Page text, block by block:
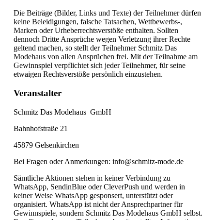
Die Beiträge (Bilder, Links und Texte) der Teilnehmer dürfen
keine Beleidigungen, falsche Tatsachen, Wettbewerbs-,
Marken oder Urheberrechtsverstöße enthalten. Sollten
dennoch Dritte Ansprüche wegen Verletzung ihrer Rechte
geltend machen, so stellt der Teilnehmer Schmitz Das
Modehaus von allen Ansprüchen frei. Mit der Teilnahme am
Gewinnspiel verpflichtet sich jeder Teilnehmer, für seine
etwaigen Rechtsverstöße persönlich einzustehen.
Veranstalter
Schmitz Das Modehaus GmbH
Bahnhofstraße 21
45879 Gelsenkirchen
Bei Fragen oder Anmerkungen: info@schmitz-mode.de
Sämtliche Aktionen stehen in keiner Verbindung zu
WhatsApp, SendinBlue oder CleverPush und werden in
keiner Weise WhatsApp gesponsert, unterstützt oder
organisiert. WhatsApp ist nicht der Ansprechpartner für
Gewinnspiele, sondern Schmitz Das Modehaus GmbH selbst.